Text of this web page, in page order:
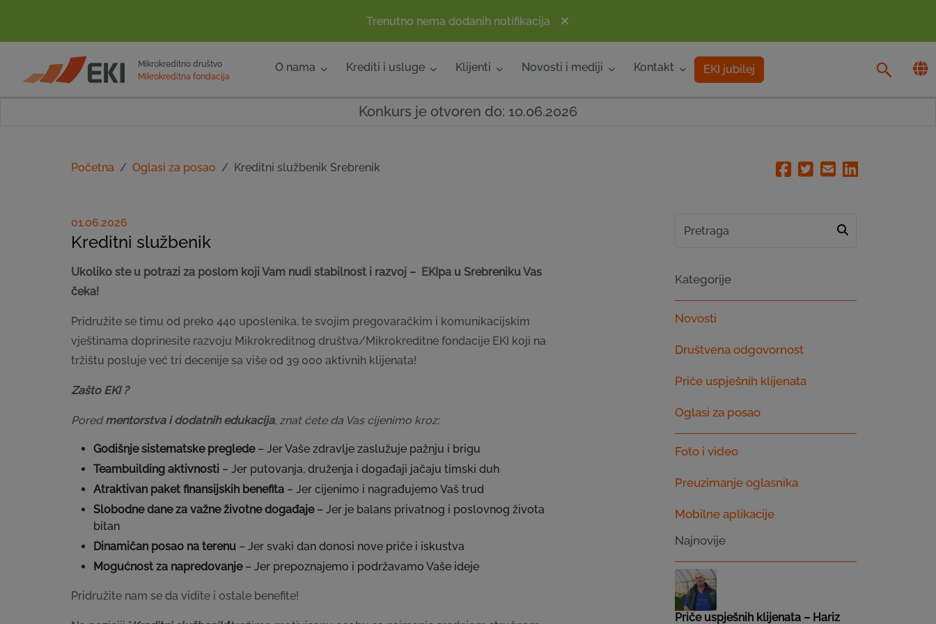
Trenutno nema dodanih notifikacija
POČETNA
Mikrokreditno društvo
Mikrokreditna fondacija
O nama Krediti i usluge Klijenti Novosti i mediji Kontakt EKI jubilej
Konkurs je otvoren do: 10.06.2026
Početna Oglasi za posao Kreditni službenik Srebrenik Facebook
TwitterEmailLinkedin
01.06.2026
Kreditni službenik
Ukoliko ste u potrazi za poslom koji Vam nudi stabilnost i razvoj – EKIpa u Srebreniku Vas
čeka!
Pridružite se timu od preko 440 uposlenika, te svojim pregovaračkim i komunikacijskim
vještinama doprinesite razvoju Mikrokreditnog društva/Mikrokreditne fondacije EKI koji na
tržištu posluje već tri decenije sa više od 39 000 aktivnih klijenata!
Zašto EKI ?
Pored mentorstva i dodatnih edukacija, znat ćete da Vas cijenimo kroz:
Godišnje sistematske preglede – Jer Vaše zdravlje zaslužuje pažnju i brigu
Teambuilding aktivnosti – Jer putovanja, druženja i događaji jačaju timski duh
Atraktivan paket finansijskih benefita – Jer cijenimo i nagrađujemo Vaš trud
Slobodne dane za važne životne događaje – Jer je balans privatnog i poslovnog života
bitan
Dinamičan posao na terenu – Jer svaki dan donosi nove priče i iskustva
Mogućnost za napredovanje – Jer prepoznajemo i podržavamo Vaše ideje
Pridružite nam se da vidite i ostale benefite!
Kategorije
Novosti
Društvena odgovornost
Priče uspješnih klijenata
Oglasi za posao
Foto i video
Preuzimanje oglasnika
Mobilne aplikacije
Najnovije
Priče uspješnih klijenata – Hariz